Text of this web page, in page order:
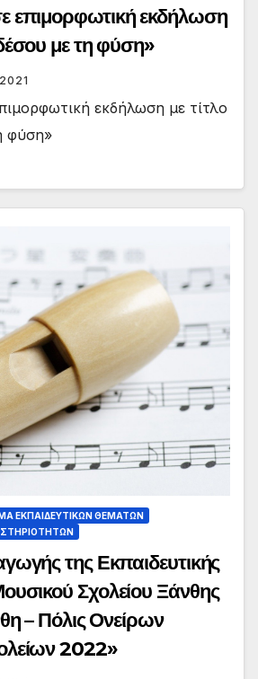
επιμορφωτική εκδήλωση
με τη φύση»
εκδήλωση με τίτλο
φύση»
ΕΚΠΑΙΔΕΥΤΙΚΏΝ ΘΕΜΆΤΩΝ
της Εκπαιδευτικής
Σχολείου Ξάνθης
– Πόλις Ονείρων
2022»